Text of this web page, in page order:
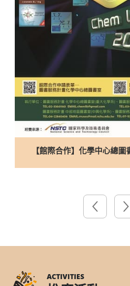
合理使用電子館藏資
ACTIVITIES